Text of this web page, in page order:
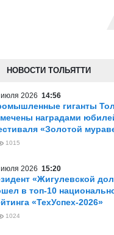
НОВОСТИ ТОЛЬЯТТИ
2026 14:56
гиганты
наградами
«Золотой
1015
2026 15:20
«Жигулевской
в топ-10
«ТехУспех-2026»
1024